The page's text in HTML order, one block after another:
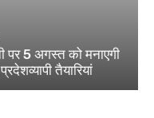
5 अगस्त को मनाएगी
तैयारियां